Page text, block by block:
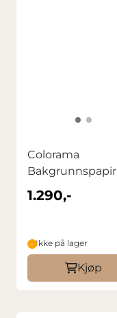
Colorama
Bakgrunnspapir
2,72m x 11m
Summer Green
1.290,-
Ikke på lager
Kjøp